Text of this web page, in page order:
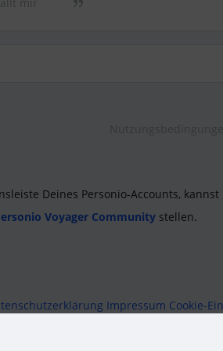
Deines Personio-Accounts,
Voyager Community stellen.
Impressum Cookie-